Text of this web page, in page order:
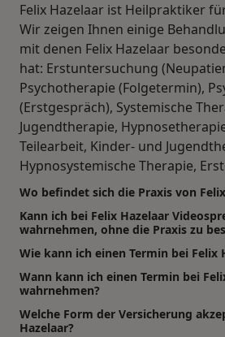
Felix Hazelaar ist Heilpraktiker
Wir zeigen Ihnen einige
mit denen Felix Hazelaar
hat: Erstuntersuchung
Psychotherapie (Folgetermin),
(Erstgespräch), Systemische
Jugendtherapie,
Teilearbeit, Kinder- und
Hypnosystemische Therapie,
Wo befindet sich die Praxis von
Kann ich bei Felix Hazelaar
wahrnehmen, ohne die Praxis zu
Wie kann ich einen Termin bei Felix
Wann kann ich einen Termin bei
wahrnehmen?
Welche Form der Versicherung
Hazelaar?